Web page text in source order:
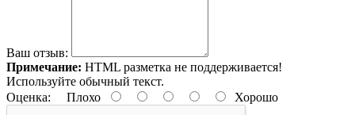
Ваш отзыв:
Примечание: HTML разметка не поддерживается!
Используйте обычный текст.
Оценка: Плохо Хорошо